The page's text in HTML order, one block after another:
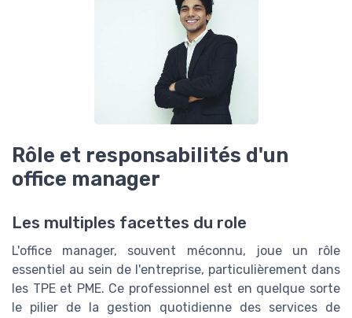
Rôle et responsabilités d'un
office manager
Les multiples facettes du role
L'office manager, souvent méconnu, joue un rôle
essentiel au sein de l'entreprise, particulièrement dans
les TPE et PME. Ce professionnel est en quelque sorte
le pilier de la gestion quotidienne des services de